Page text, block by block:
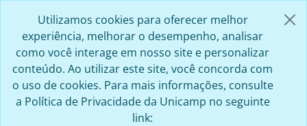
Utilizamos cookies para oferecer melhor
experiência, melhorar o desempenho, analisar
como você interage em nosso site e personalizar
conteúdo. Ao utilizar este site, você concorda com
o uso de cookies. Para mais informações, consulte
a Política de Privacidade da Unicamp no seguinte
link: